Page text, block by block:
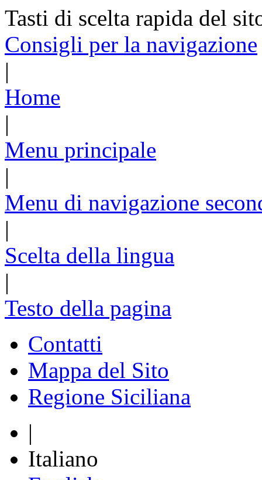
Tasti di scelta rapida del
Consigli per la navigazione
|
Home
|
Menu principale
|
Menu di navigazione
|
Scelta della lingua
|
Testo della pagina
Contatti
Mappa del Sito
Regione Siciliana
|
Italiano